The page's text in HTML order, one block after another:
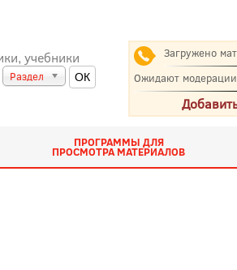
учебники
Раздел
Загружено
Ожидают
ПРОГРАММЫ ДЛЯ
ПРОСМОТРА МАТЕРИАЛОВ